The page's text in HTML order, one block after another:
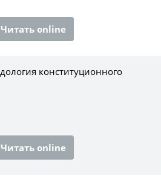
Читать online
конституционного
Читать online